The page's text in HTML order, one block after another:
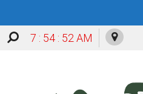
7 : 54 : 52 AM